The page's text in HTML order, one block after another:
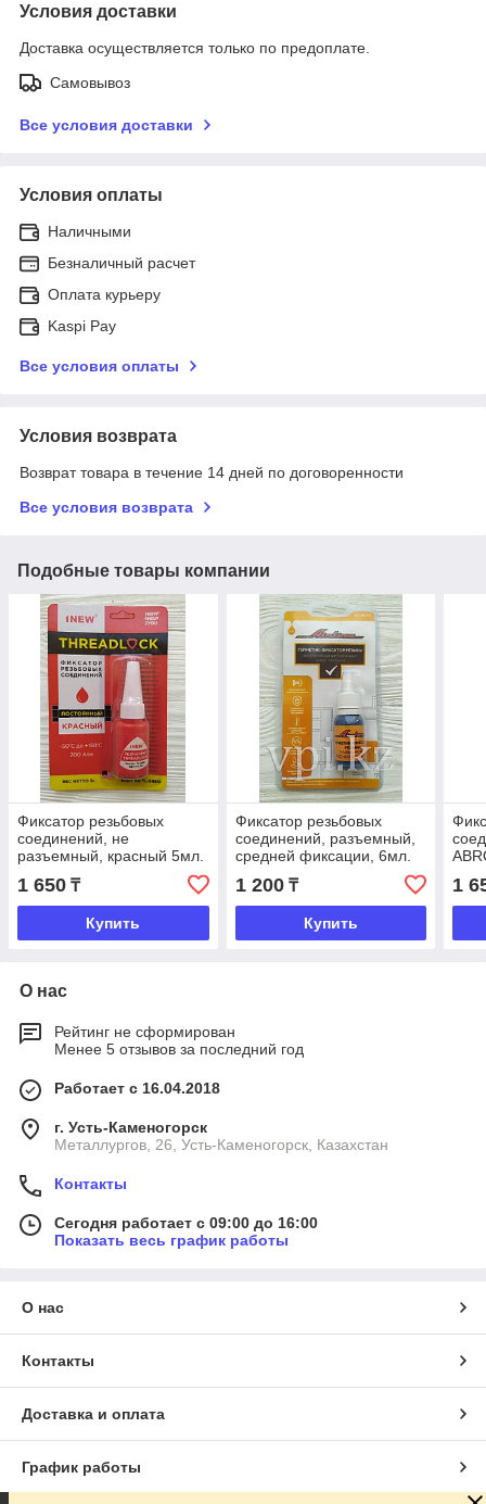
Условия доставки
Доставка осуществляется только по предоплате.
Самовывоз
Все условия доставки
Условия оплаты
Наличными
Безналичный расчет
Оплата курьеру
Kaspi Pay
Все условия оплаты
Условия возврата
Возврат товара в течение 14 дней по договоренности
Все условия возврата
Подобные товары компании
Фиксатор резьбовых
соединений, не
разъемный, красный 5мл.
1 650 ₸
Купить
Фиксатор резьбовых
соединений, разъемный,
средней фиксации, 6мл.
1 200₸
Купить
1
О нас
Рейтинг не сформирован
Менее 5 отзывов за последний год
Работает с 16.04.2018
г. Усть-Каменогорск
Металлургов, 26, Усть-Каменогорск, Казахстан
Контакты
Сегодня работает с 09:00 до 16:00
Показать весь график работы
О нас
Контакты
Доставка и оплата
График работы